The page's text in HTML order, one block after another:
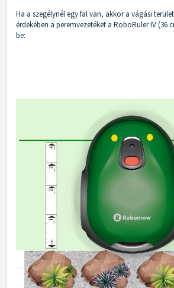
Ha a szegélynél egy fal van, akkor a vágási
érdekében a peremvezetéket a RoboRuler IV (36
be: